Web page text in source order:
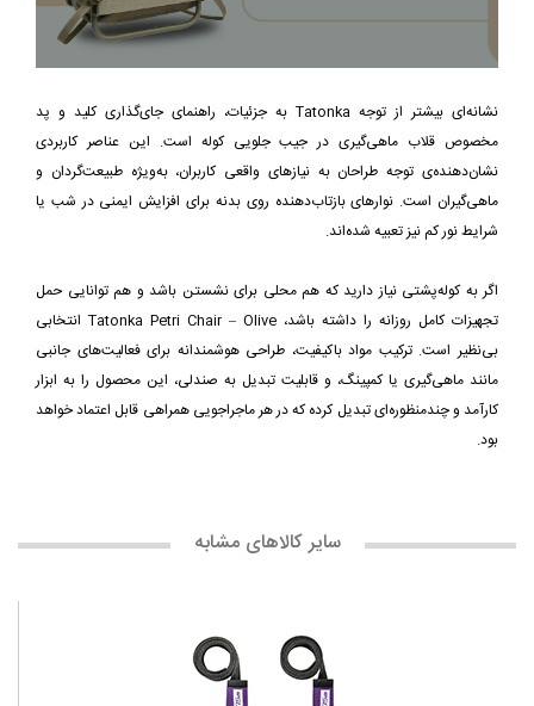
نشانه‌ای بیشتر از توجه Tatonka به جزئیات، راهنمای جای‌گذاری کلید و پد
مخصوص قلاب ماهی‌گیری در جیب جلویی کوله است. این عناصر کاربردی
نشان‌دهنده‌ی توجه طراحان به نیازهای واقعی کاربران، به‌ویژه طبیعت‌گردان و
ماهی‌گیران است. نوارهای بازتاب‌دهنده روی بدنه برای افزایش ایمنی در شب یا
شرایط نور کم نیز تعبیه شده‌اند.
اگر به کوله‌پشتی نیاز دارید که هم محلی برای نشستن باشد و هم توانایی حمل
تجهیزات کامل روزانه را داشته باشد، Tatonka Petri Chair – Olive انتخابی
بی‌نظیر است. ترکیب مواد باکیفیت، طراحی هوشمندانه برای فعالیت‌های جانبی
مانند ماهی‌گیری یا کمپینگ، و قابلیت تبدیل به صندلی، این محصول را به ابزار
کارآمد و چندمنظوره‌ای تبدیل کرده که در هر ماجراجویی همراهی قابل اعتماد خواهد
بود.
سایر کالاهای مشابه